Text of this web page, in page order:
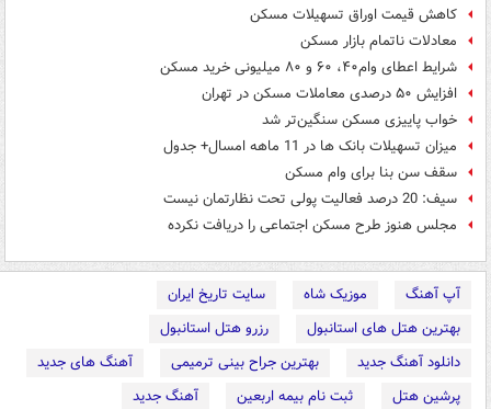
کاهش قیمت اوراق تسهیلات مسکن
معادلات ناتمام بازار مسکن
شرایط اعطای وام۴۰، ۶۰ و ۸۰ میلیونی خرید مسکن
افزایش ۵۰ درصدی معاملات مسکن در تهران
خواب پاییزی مسکن سنگین‌تر شد
میزان تسهیلات بانک ها در 11 ماهه امسال+ جدول
سقف سن بنا برای وام مسکن
سیف: 20 درصد فعالیت پولی تحت نظارتمان نیست
مجلس هنوز طرح مسکن اجتماعی را دریافت نکرده
آپ آهنگ موزیک شاه
سایت تاریخ ایران
بهترین هتل های استانبول
رزرو هتل استانبول
دانلود آهنگ جدید
بهترین جراح بینی ترمیمی
آهنگ های جدید
پرشین هتل
ثبت نام بیمه اربعین
آهنگ جدید